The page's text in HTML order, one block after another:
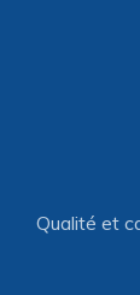
Qualité et